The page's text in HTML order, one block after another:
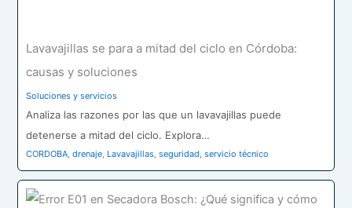
Lavavajillas se para a mitad del ciclo en Córdoba:
causas y soluciones
Soluciones y servicios
Analiza las razones por las que un lavavajillas puede
detenerse a mitad del ciclo. Explora…
CORDOBA,drenaje, Lavavajillas,seguridad,servicio técnico